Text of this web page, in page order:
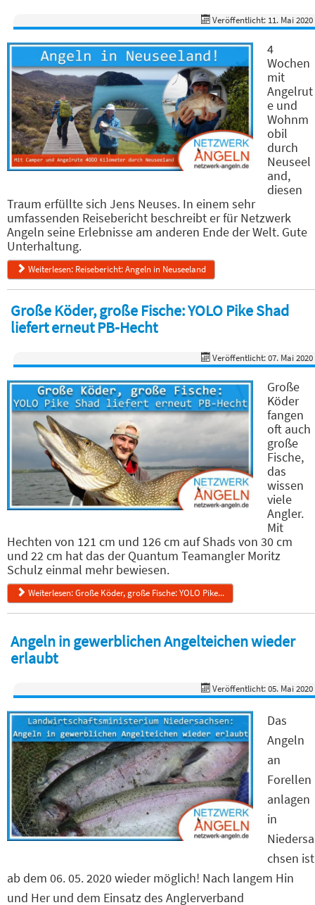
Veröffentlicht: 11. Mai 2020
4
Wochen
mit
Angelrut
e und
Wohnm
obil
durch
Neuseel
and,
diesen
Traum erfüllte sich Jens Neuses. In einem sehr
umfassenden Reisebericht beschreibt er für Netzwerk
Angeln seine Erlebnisse am anderen Ende der Welt. Gute
Unterhaltung.
Weiterlesen: Reisebericht: Angeln in Neuseeland
Große Köder, große Fische: YOLO Pike Shad
liefert erneut PB-Hecht
Veröffentlicht: 07. Mai 2020
Große
Köder
fangen
oft auch
große
Fische,
das
wissen
viele
Angler.
Mit
Hechten von 121 cm und 126 cm auf Shads von 30 cm
und 22 cm hat das der Quantum Teamangler Moritz
Schulz einmal mehr bewiesen.
Weiterlesen: Große Köder, große Fische: YOLO Pike...
Angeln in gewerblichen Angelteichen wieder
erlaubt
Veröffentlicht: 05. Mai 2020
Das
Angeln
an
Forellen
anlagen
in
Niedersa
chsen ist
ab dem 06. 05. 2020 wieder möglich! Nach langem Hin
und Her und dem Einsatz des Anglerverband